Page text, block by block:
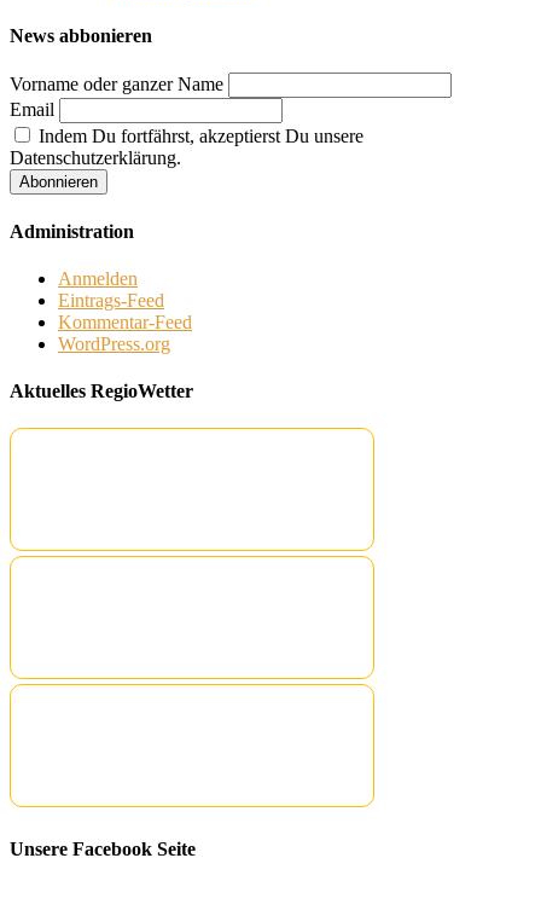
News abbonieren
Vorname oder ganzer Name
Email
Indem Du fortfährst, akzeptierst Du unsere
Datenschutzerklärung.
Administration
Anmelden
Eintrags-Feed
Kommentar-Feed
WordPress.org
Aktuelles RegioWetter
Unsere Facebook Seite